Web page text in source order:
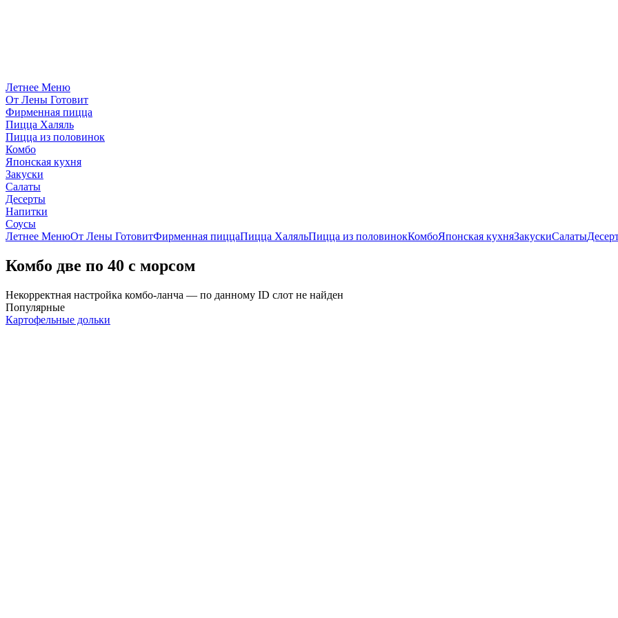
Летнее Меню
От Лены Готовит
Фирменная пицца
Пицца Халяль
Пицца из половинок
Комбо
Японская кухня
Закуски
Салаты
Десерты
Напитки
Соусы
Летнее МенюОт Лены ГотовитФирменная пиццаПицца ХаляльПицца из половинокКомбоЯпонская кухняЗакускиСалаты
Комбо две по 40 с морсом
Некорректная настройка комбо-ланча — по данному ID слот не найден
Популярные
Картофельные дольки